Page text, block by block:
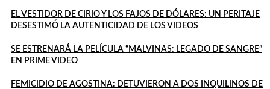
EL VESTIDOR DE CIRIO Y LOS FAJOS DE DÓLARES: UN PERITAJE
DESESTIMÓ LA AUTENTICIDAD DE LOS VIDEOS
SE ESTRENARÁ LA PELÍCULA “MALVINAS: LEGADO DE SANGRE”
EN PRIME VIDEO
FEMICIDIO DE AGOSTINA: DETUVIERON A DOS INQUILINOS DE